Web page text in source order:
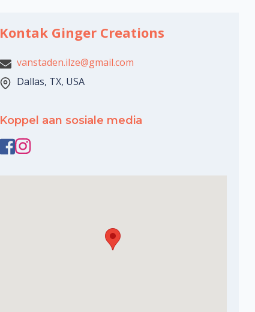
Kontak Ginger Creations
vanstaden.ilze@gmail.com
Dallas, TX, USA
Koppel aan sosiale media